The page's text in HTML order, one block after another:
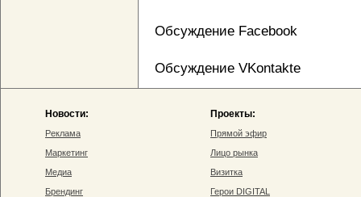
Обсуждение Facebook
Обсуждение VKontakte
Новости:
Реклама
Маркетинг
Медиа
Брендинг
Проекты:
Прямой эфир
Лицо рынка
Визитка
Герои DIGITAL